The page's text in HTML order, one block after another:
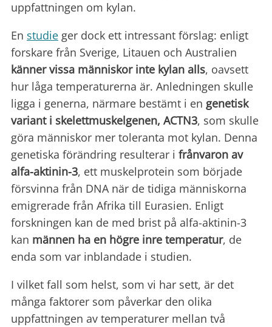
uppfattningen om kylan.
En studie ger dock ett intressant förslag: enligt
forskare från Sverige, Litauen och Australien
känner vissa människor inte kylan alls, oavsett
hur låga temperaturerna är. Anledningen skulle
ligga i generna, närmare bestämt i en genetisk
variant i skelettmuskelgenen, ACTN3, som skulle
göra människor mer toleranta mot kylan. Denna
genetiska förändring resulterar i frånvaron av
alfa-aktinin-3, ett muskelprotein som började
försvinna från DNA när de tidiga människorna
emigrerade från Afrika till Eurasien. Enligt
forskningen kan de med brist på alfa-aktinin-3
kan männen ha en högre inre temperatur, de
enda som var inblandade i studien.
I vilket fall som helst, som vi har sett, är det
många faktorer som påverkar den olika
uppfattningen av temperaturer mellan två